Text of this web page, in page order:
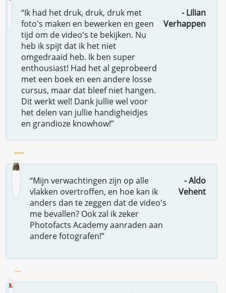
“Ik had het druk, druk, druk met
foto's maken en bewerken en geen
tijd om de video's te bekijken. Nu
heb ik spijt dat ik het niet
omgedraaid heb. Ik ben super
enthousiast! Had het al geprobeerd
met een boek en een andere losse
cursus, maar dat bleef niet hangen.
Dit werkt wel! Dank jullie wel voor
het delen van jullie handigheidjes
en grandioze knowhow!”
- Lilian
Verhappen
“Mijn verwachtingen zijn op alle
vlakken overtroffen, en hoe kan ik
anders dan te zeggen dat de video's
me bevallen? Ook zal ik zeker
Photofacts Academy aanraden aan
andere fotografen!”
- Aldo
Vehent